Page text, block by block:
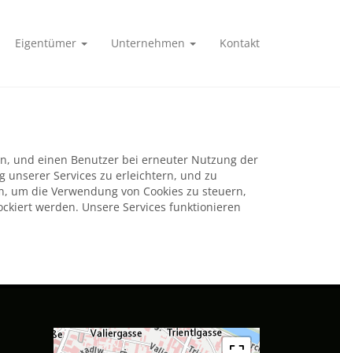
Eigentümer Unternehmen Kontakt
und einen Benutzer bei erneuter Nutzung der
unserer Services zu erleichtern, und zu
die Verwendung von Cookies zu steuern,
werden. Unsere Services funktionieren